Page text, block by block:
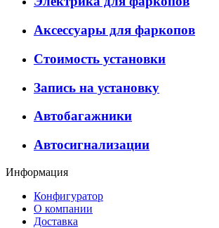
Аксессуары для фаркопов
Стоимость установки
Запись на установку
Автобагажники
Автосигнализации
Информация
Конфигуратор
О компании
Доставка